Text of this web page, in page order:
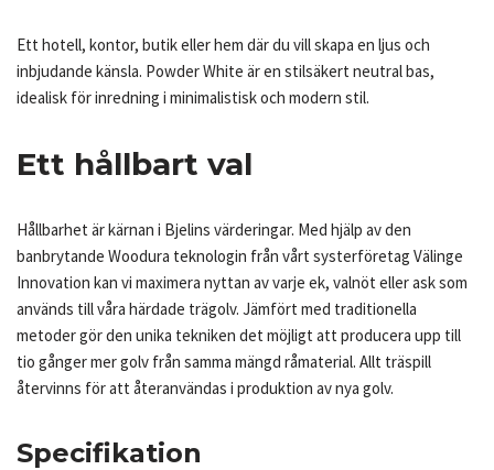
Ett hotell, kontor, butik eller hem där du vill skapa en ljus och
inbjudande känsla. Powder White är en stilsäkert neutral bas,
idealisk för inredning i minimalistisk och modern stil.
Ett hållbart val
Hållbarhet är kärnan i Bjelins värderingar. Med hjälp av den
banbrytande Woodura teknologin från vårt systerföretag Välinge
Innovation kan vi maximera nyttan av varje ek, valnöt eller ask som
används till våra härdade trägolv. Jämfört med traditionella
metoder gör den unika tekniken det möjligt att producera upp till
tio gånger mer golv från samma mängd råmaterial. Allt träspill
återvinns för att återanvändas i produktion av nya golv.
Specifikation